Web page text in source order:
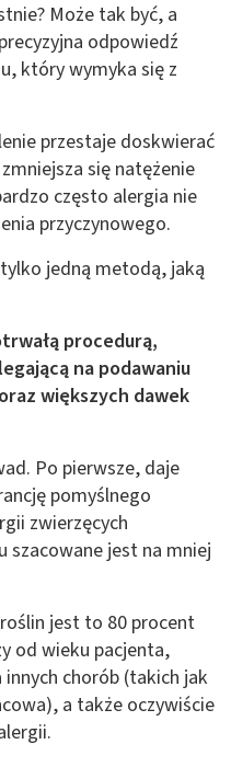
Może tak być, a
odpowiedź
który wymyka się z
przestaje doskwierać
się natężenie
często alergia nie
przyczynowego.
jedną metodą, jaką
procedurą,
na podawaniu
większych dawek
Po pierwsze, daje
pomyślnego
zwierzęcych
szacowane jest na mniej
jest to 80 procent
od wieku pacjenta,
chorób (takich jak
a także oczywiście